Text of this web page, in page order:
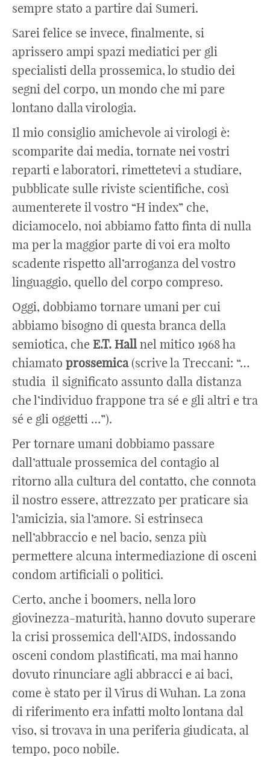
sempre stato a partire dai Sumeri.
Sarei felice se invece, finalmente, si
aprissero ampi spazi mediatici per gli
specialisti della prossemica, lo studio dei
segni del corpo, un mondo che mi pare
lontano dalla virologia.
Il mio consiglio amichevole ai virologi è:
scomparite dai media, tornate nei vostri
reparti e laboratori, rimettetevi a studiare,
pubblicate sulle riviste scientifiche, così
aumenterete il vostro “H index” che,
diciamocelo, noi abbiamo fatto finta di nulla
ma per la maggior parte di voi era molto
scadente rispetto all’arroganza del vostro
linguaggio, quello del corpo compreso.
Oggi, dobbiamo tornare umani per cui
abbiamo bisogno di questa branca della
semiotica, che E.T. Hall nel mitico 1968 ha
chiamato prossemica(scrive la Treccani: “…
studia il significato assunto dalla distanza
che l’individuo frappone tra sé e gli altri e tra
sé e gli oggetti …”).
Per tornare umani dobbiamo passare
dall’attuale prossemica del contagio al
ritorno alla cultura del contatto, che connota
il nostro essere, attrezzato per praticare sia
l’amicizia, sia l’amore. Si estrinseca
nell’abbraccio e nel bacio, senza più
permettere alcuna intermediazione di osceni
condom artificiali o politici.
Certo, anche i boomers, nella loro
giovinezza-maturità, hanno dovuto superare
la crisi prossemica dell’AIDS, indossando
osceni condom plastificati, ma mai hanno
dovuto rinunciare agli abbracci e ai baci,
come è stato per il Virus di Wuhan. La zona
di riferimento era infatti molto lontana dal
viso, si trovava in una periferia giudicata, al
tempo, poco nobile.